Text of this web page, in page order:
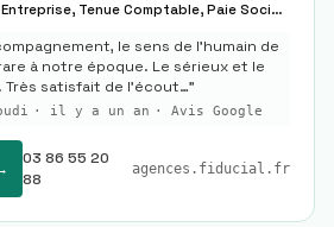
Creation Entreprise, Tenue Comptable, Paie Sociale
le sens de l'humain de
à notre époque. Le sérieux et le
Très satisfait de l'écout…"
· il y a un an · Avis Google
03 86 55 20
88
agences.fiducial.fr